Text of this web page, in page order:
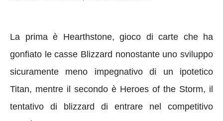
La prima è Hearthstone, gioco di carte che ha
gonfiato le casse Blizzard nonostante uno sviluppo
sicuramente meno impegnativo di un ipotetico
Titan, mentre il secondo è Heroes of the Storm, il
tentativo di blizzard di entrare nel competitivo